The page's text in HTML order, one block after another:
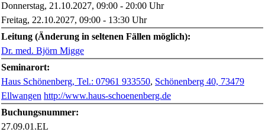
Donnerstag, 21.10.2027, 09:00 - 20:00 Uhr
Freitag, 22.10.2027, 09:00 - 13:30 Uhr
Leitung (Änderung in seltenen Fällen möglich):
Dr. med. Björn Migge
Seminarort:
Haus Schönenberg, Tel.: 07961 933550, Schönenberg 40, 73479
Ellwangen http://www.haus-schoenenberg.de
Buchungsnummer:
27.09.01.EL